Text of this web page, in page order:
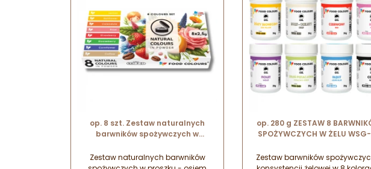
op. 8 szt. Zestaw naturalnych
barwników spożywczych w
osiem naturalnych kolorów
Zestaw naturalnych barwników
op. 280 g ZESTAW 8
SPOŻYWCZYCH W ŻELU
Zestaw barwników